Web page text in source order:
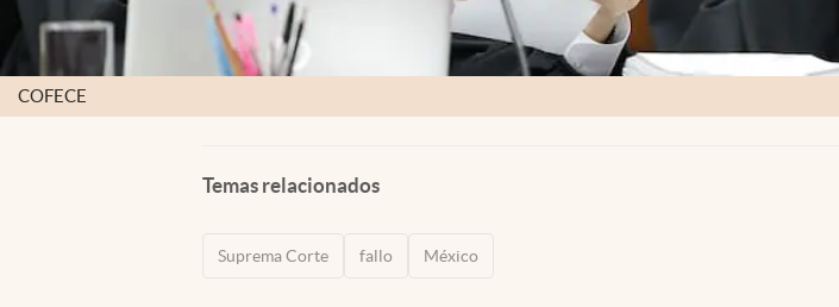
COFECE
Temas relacionados
Suprema Corte fallo México